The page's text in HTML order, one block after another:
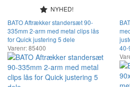
NYHED!
BATO Aftrækker standersæt 90-
335mm 2-arm med metal clips lås
for Quick justering 5 dele
Varenr: 85400
40-